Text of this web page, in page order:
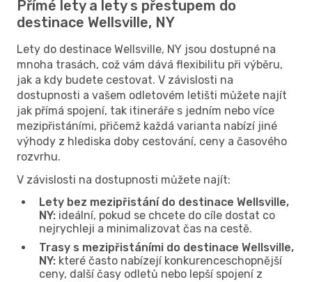
Přímé lety a lety s přestupem do
destinace Wellsville, NY
Lety do destinace Wellsville, NY jsou dostupné na
mnoha trasách, což vám dává flexibilitu při výběru,
jak a kdy budete cestovat. V závislosti na
dostupnosti a vašem odletovém letišti můžete najít
jak přímá spojení, tak itineráře s jedním nebo více
mezipřistáními, přičemž každá varianta nabízí jiné
výhody z hlediska doby cestování, ceny a časového
rozvrhu.
V závislosti na dostupnosti můžete najít:
Lety bez mezipřistání do destinace Wellsville,
NY: ideální, pokud se chcete do cíle dostat co
nejrychleji a minimalizovat čas na cestě.
Trasy s mezipřistáními do destinace Wellsville,
NY: které často nabízejí konkurenceschopnější
ceny, další časy odletů nebo lepší spojení z